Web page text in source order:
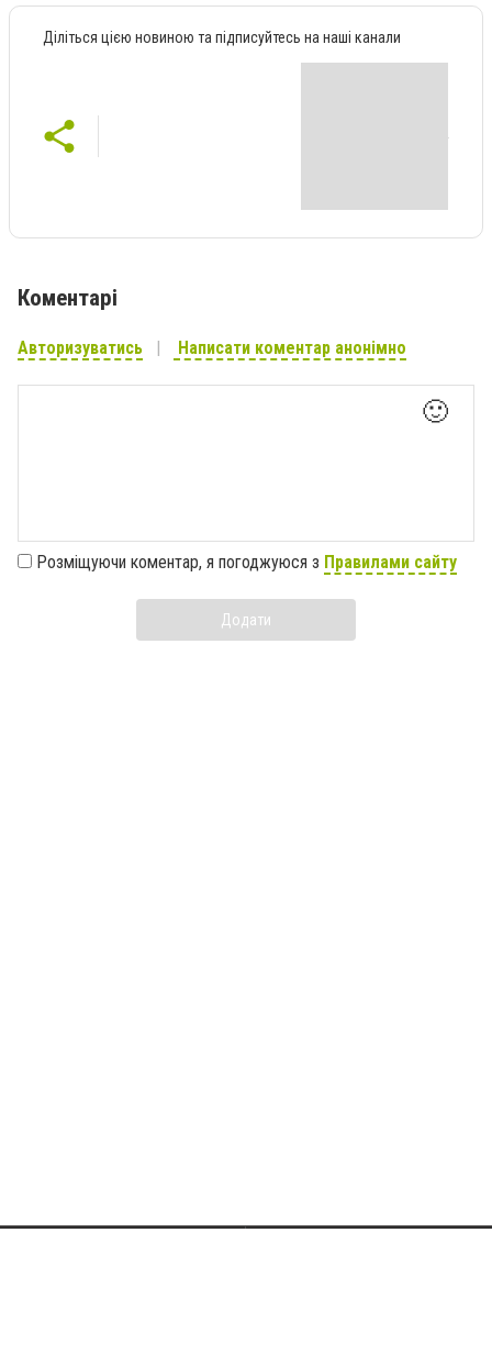
Діліться цією новиною та підписуйтесь на наші канали
Коментарі
Авторизуватись Написати коментар анонімно
🙂
Розміщуючи коментар, я погоджуюся з Правилами сайту
Додати